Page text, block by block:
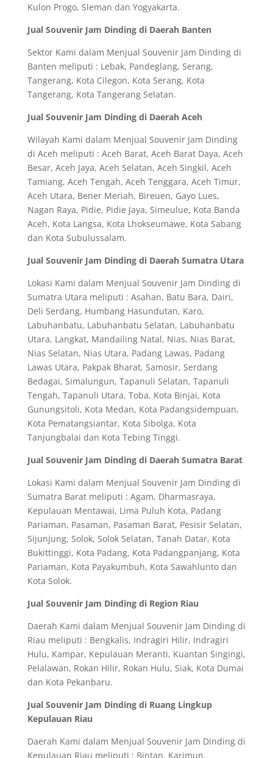
Kulon Progo, Sleman dan Yogyakarta.
Jual Souvenir Jam Dinding di Daerah Banten
Sektor Kami dalam Menjual Souvenir Jam Dinding di
Banten meliputi : Lebak, Pandeglang, Serang,
Tangerang, Kota Cilegon, Kota Serang, Kota
Tangerang, Kota Tangerang Selatan.
Jual Souvenir Jam Dinding di Daerah Aceh
Wilayah Kami dalam Menjual Souvenir Jam Dinding
di Aceh meliputi : Aceh Barat, Aceh Barat Daya, Aceh
Besar, Aceh Jaya, Aceh Selatan, Aceh Singkil, Aceh
Tamiang, Aceh Tengah, Aceh Tenggara, Aceh Timur,
Aceh Utara, Bener Meriah, Bireuen, Gayo Lues,
Nagan Raya, Pidie, Pidie Jaya, Simeulue, Kota Banda
Aceh, Kota Langsa, Kota Lhokseumawe, Kota Sabang
dan Kota Subulussalam.
Jual Souvenir Jam Dinding di Daerah Sumatra Utara
Lokasi Kami dalam Menjual Souvenir Jam Dinding di
Sumatra Utara meliputi : Asahan, Batu Bara, Dairi,
Deli Serdang, Humbang Hasundutan, Karo,
Labuhanbatu, Labuhanbatu Selatan, Labuhanbatu
Utara, Langkat, Mandailing Natal, Nias, Nias Barat,
Nias Selatan, Nias Utara, Padang Lawas, Padang
Lawas Utara, Pakpak Bharat, Samosir, Serdang
Bedagai, Simalungun, Tapanuli Selatan, Tapanuli
Tengah, Tapanuli Utara, Toba, Kota Binjai, Kota
Gunungsitoli, Kota Medan, Kota Padangsidempuan,
Kota Pematangsiantar, Kota Sibolga, Kota
Tanjungbalai dan Kota Tebing Tinggi.
Jual Souvenir Jam Dinding di Daerah Sumatra Barat
Lokasi Kami dalam Menjual Souvenir Jam Dinding di
Sumatra Barat meliputi : Agam, Dharmasraya,
Kepulauan Mentawai, Lima Puluh Kota, Padang
Pariaman, Pasaman, Pasaman Barat, Pesisir Selatan,
Sijunjung, Solok, Solok Selatan, Tanah Datar, Kota
Bukittinggi, Kota Padang, Kota Padangpanjang, Kota
Pariaman, Kota Payakumbuh, Kota Sawahlunto dan
Kota Solok.
Jual Souvenir Jam Dinding di Region Riau
Daerah Kami dalam Menjual Souvenir Jam Dinding di
Riau meliputi : Bengkalis, Indragiri Hilir, Indragiri
Hulu, Kampar, Kepulauan Meranti, Kuantan Singingi,
Pelalawan, Rokan Hilir, Rokan Hulu, Siak, Kota Dumai
dan Kota Pekanbaru.
Jual Souvenir Jam Dinding di Ruang Lingkup
Kepulauan Riau
Daerah Kami dalam Menjual Souvenir Jam Dinding di
Kepulauan Riau meliputi : Bintan, Karimun,